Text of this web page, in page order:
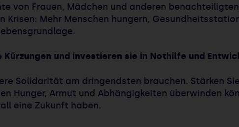
von Frauen, Mädchen und anderen
Krisen: Mehr Menschen hungern,
und investieren sie in Nothilfe und
Solidarität am dringendsten brauchen. Stärken
Hunger, Armut und Abhängigkeiten überwinden
eine Zukunft haben.